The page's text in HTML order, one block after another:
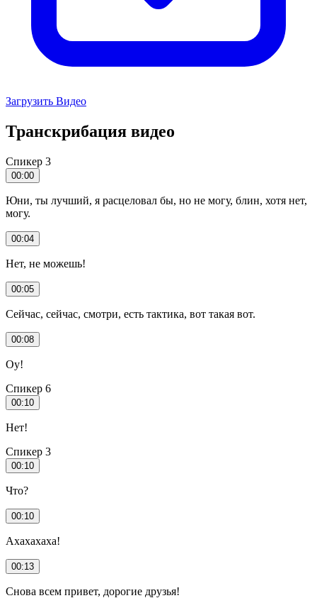
Загрузить Видео
Транскрибация видео
Спикер 3
00:00
Юни, ты лучший, я расцеловал бы, но не могу, блин, хотя нет,
могу.
00:04
Нет, не можешь!
00:05
Сейчас, сейчас, смотри, есть тактика, вот такая вот.
00:08
Оу!
Спикер 6
00:10
Нет!
Спикер 3
00:10
Что?
00:10
Ахахахаха!
00:13
Снова всем привет, дорогие друзья!